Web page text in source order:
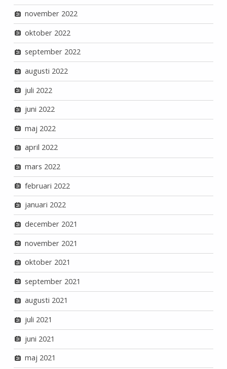
november 2022
oktober 2022
september 2022
augusti 2022
juli 2022
juni 2022
maj 2022
april 2022
mars 2022
februari 2022
januari 2022
december 2021
november 2021
oktober 2021
september 2021
augusti 2021
juli 2021
juni 2021
maj 2021